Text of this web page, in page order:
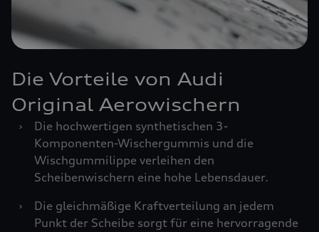
Die Vorteile von Audi
Original Aerowischern
›
Die hochwertigen synthetischen 3-
Komponenten-Wischergummis und die
Wischgummilippe verleihen den
Scheibenwischern eine hohe Lebensdauer.
›
Die gleichmäßige Kraftverteilung an jedem
Punkt der Scheibe sorgt für eine hervorragende